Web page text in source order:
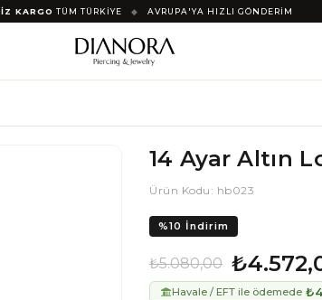
KARGO TÜM TÜRKİYE ◆ AVRUPA'YA HIZLI GÖNDERİM
14 Ayar Altın
Ürün Kodu: hb023
%10 İndirim
₺5.080,00
Havale / EFT ile ödemede